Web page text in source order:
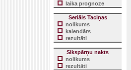
laika prognoze
Seriāls Taciņas
nolikums
kalendārs
rezultāti
Sikspārņu nakts
nolikums
rezultāti